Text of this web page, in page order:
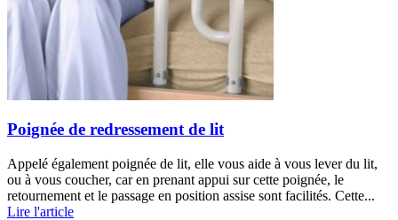
Poignée de redressement de lit
Appelé également poignée de lit, elle vous aide à vous lever du lit,
ou à vous coucher, car en prenant appui sur cette poignée, le
retournement et le passage en position assise sont facilités. Cette...
Lire l'article